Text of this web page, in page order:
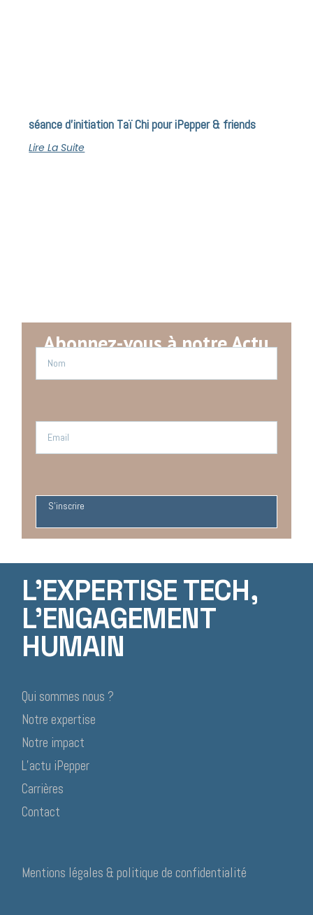
séance d’initiation Taï Chi pour iPepper & friends
Lire La Suite
Abonnez-vous à notre Actu
S'inscrire
L'EXPERTISE TECH,
L'ENGAGEMENT
HUMAIN
Qui sommes nous ?
Notre expertise
Notre impact
L’actu iPepper
Carrières
Contact
Mentions légales & politique de confidentialité